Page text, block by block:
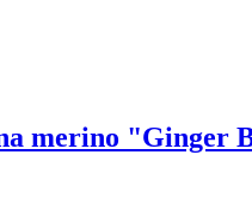
merino "Ginger